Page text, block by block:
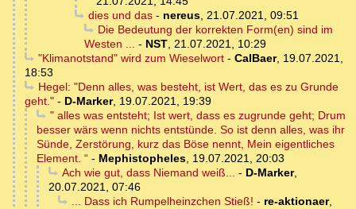
dies und das- nereus, 21.07.2021, 09:51
Die Bedeutung der korrekten Form(en) sind im
Westen ... - NST, 21.07.2021, 10:29
"Klimanotstand" wird zum Wieselwort- CalBaer, 19.07.2021,
18:53
Hegel: "Denn alles, was besteht, ist Wert, das es zu Grunde
geht." - D-Marker, 19.07.2021, 19:39
" alles was entsteht; Ist wert, dass es zugrunde geht; Drum
besser wärs wenn nichts entstünde. So ist denn alles, was ihr
Sünde, Zerstörung, kurz das Böse nennt, Mein eigentliches
Element. “ - Mephistopheles, 19.07.2021, 20:03
Ach wie gut, dass Niemand weiß... - D-Marker,
20.07.2021, 07:46
... Dass ich Rumpelheinzchen Stieß! - re-aktionaer,